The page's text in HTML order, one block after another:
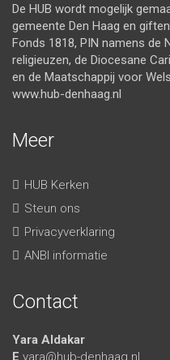
De HUB wordt mogelijk
gemeente Den Haag en
Fonds 1818, PIN namens de
religieuzen, de Diocesane
en de Maatschappij voor
www.hub-denhaag.nl
Meer
HUB Kerken
Steun ons
Privacyverklaring
ANBI informatie
Contact
Yara Aldakar
E yara@hub-denhaag.nl